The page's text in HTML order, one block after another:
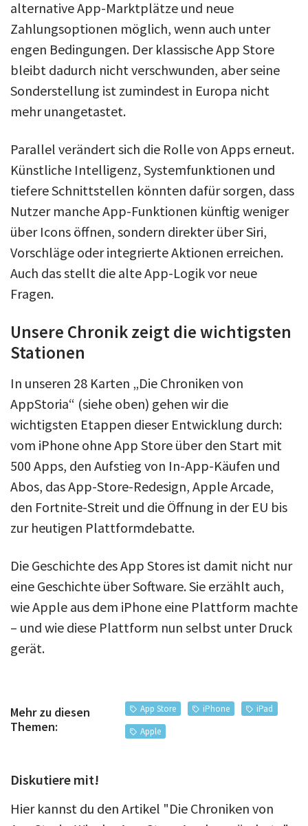
alternative App-Marktplätze und neue
Zahlungsoptionen möglich, wenn auch unter
engen Bedingungen. Der klassische App Store
bleibt dadurch nicht verschwunden, aber seine
Sonderstellung ist zumindest in Europa nicht
mehr unangetastet.
Parallel verändert sich die Rolle von Apps erneut.
Künstliche Intelligenz, Systemfunktionen und
tiefere Schnittstellen könnten dafür sorgen, dass
Nutzer manche App-Funktionen künftig weniger
über Icons öffnen, sondern direkter über Siri,
Vorschläge oder integrierte Aktionen erreichen.
Auch das stellt die alte App-Logik vor neue
Fragen.
Unsere Chronik zeigt die wichtigsten
Stationen
In unseren 28 Karten „Die Chroniken von
AppStoria“ (siehe oben) gehen wir die
wichtigsten Etappen dieser Entwicklung durch:
vom iPhone ohne App Store über den Start mit
500 Apps, den Aufstieg von In-App-Käufen und
Abos, das App-Store-Redesign, Apple Arcade,
den Fortnite-Streit und die Öffnung in der EU bis
zur heutigen Plattformdebatte.
Die Geschichte des App Stores ist damit nicht nur
eine Geschichte über Software. Sie erzählt auch,
wie Apple aus dem iPhone eine Plattform machte
– und wie diese Plattform nun selbst unter Druck
gerät.
Mehr zu diesen
Themen:
App Store iPhone
iPad
Apple
Diskutiere mit!
Hier kannst du den Artikel "Die Chroniken von